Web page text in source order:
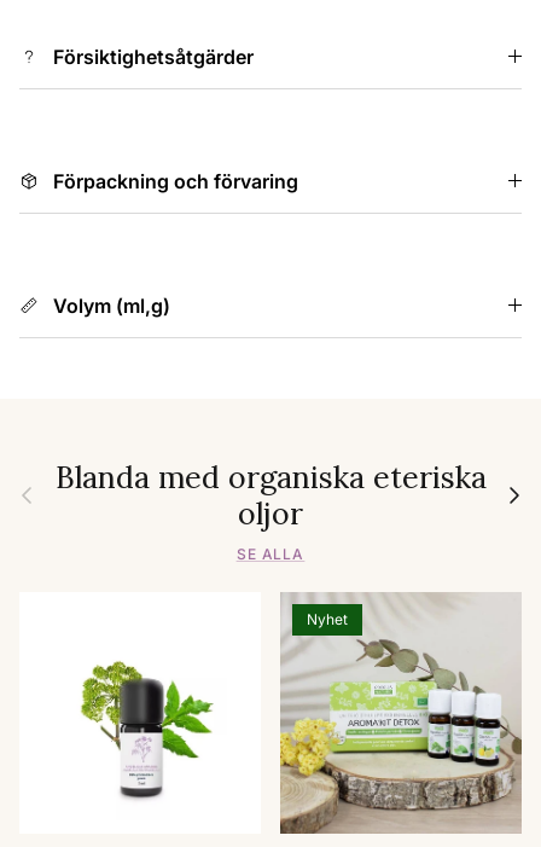
Försiktighetsåtgärder
Förpackning och förvaring
Volym (ml,g)
FöregåendeBlanda med organiska eteriska
oljor
Nästa
SE ALLA
Nyhet